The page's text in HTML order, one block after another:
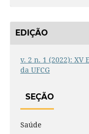
EDIÇÃO
v. 2 n. 1 (2022):
da UFCG
SEÇÃO
Saúde